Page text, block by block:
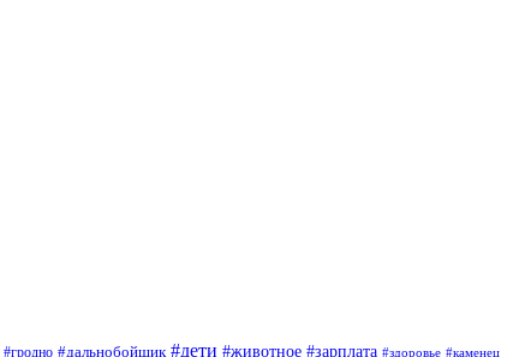
#гродно #дальнобойщик #дети #животное #зарплата #здоровье #каменец